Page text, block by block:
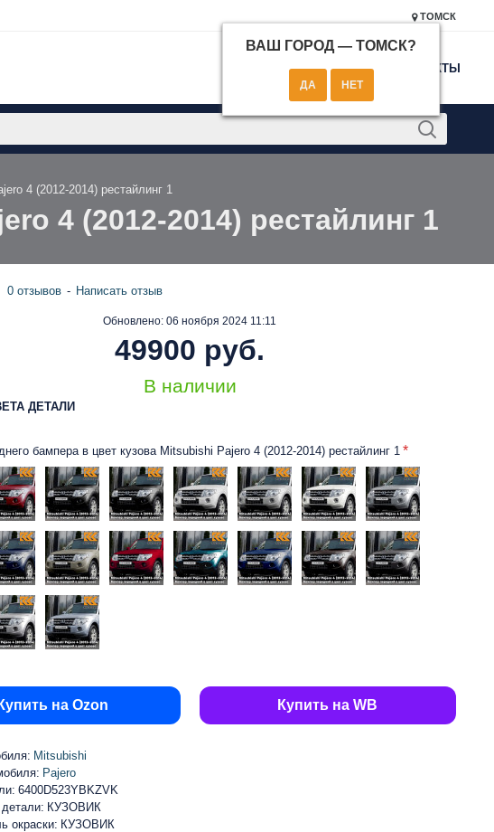
ТОМСК
ВАШ ГОРОД — ТОМСК?
КОНТАКТЫ
4 (2012-2014) рестайлинг 1
4 (2012-2014) рестайлинг 1
Mitsubishi
Pajero
6400D523YBKZVK
детали: КУЗОВИК
окраски: КУЗОВИК
Обновлено: 06 ноября 2024 11:11
В наличии
0 отзывов - Написать отзыв
49900 руб.
ДЕТАЛИ
бампера в цвет кузова Mitsubishi Pajero 4 (2012-2014) рестайлинг 1
Купить на Ozon Купить на WB